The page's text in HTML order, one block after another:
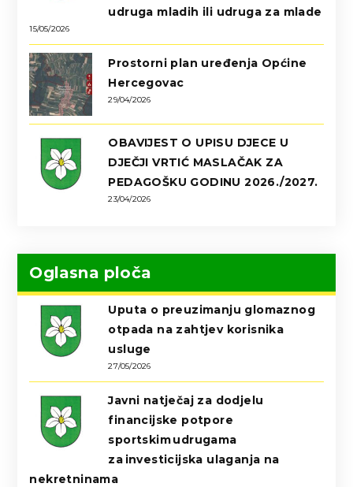
udruga mladih ili udruga za mlade
15/05/2026
Prostorni plan uređenja Općine
Hercegovac
29/04/2026
OBAVIJEST O UPISU DJECE U
DJEČJI VRTIĆ MASLAČAK ZA
PEDAGOŠKU GODINU 2026./2027.
23/04/2026
Oglasna ploča
Uputa o preuzimanju glomaznog
otpada na zahtjev korisnika
usluge
27/05/2026
Javni natječaj za dodjelu
financijske potpore
sportskim udrugama
za investicijska ulaganja na
nekretninama